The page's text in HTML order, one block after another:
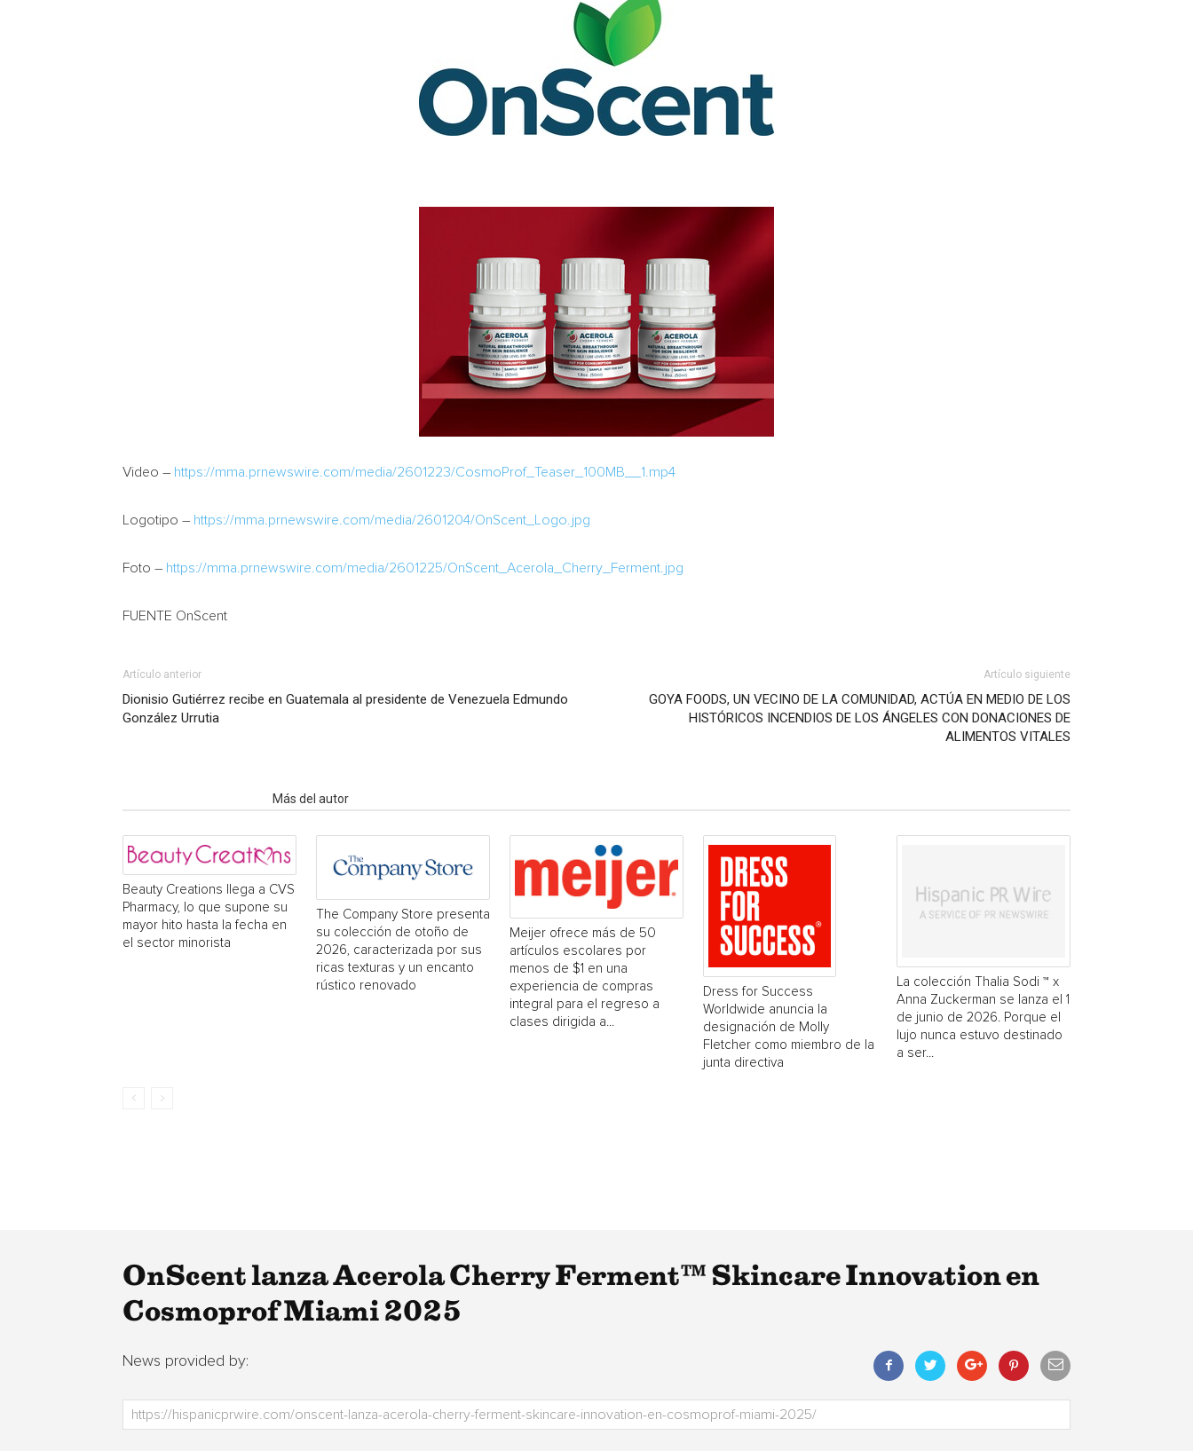
Video – https://mma.prnewswire.com/media/2601223/CosmoProf_Teaser_100MB__1.mp4
Logotipo – https://mma.prnewswire.com/media/2601204/OnScent_Logo.jpg
Foto – https://mma.prnewswire.com/media/2601225/OnScent_Acerola_Cherry_Ferment.jpg
FUENTE OnScent
Artículo anterior
Dionisio Gutiérrez recibe en Guatemala al presidente de Venezuela Edmundo
González Urrutia
Artículo siguiente
GOYA FOODS, UN VECINO DE LA COMUNIDAD, ACTÚA EN MEDIO DE LOS
HISTÓRICOS INCENDIOS DE LOS ÁNGELES CON DONACIONES DE
ALIMENTOS VITALES
Más del autor
Beauty Creations llega a CVS
Pharmacy, lo que supone su
mayor hito hasta la fecha en
el sector minorista
The Company Store presenta
su colección de otoño de
2026, caracterizada por sus
ricas texturas y un encanto
rústico renovado
Meijer ofrece más de 50
artículos escolares por
menos de $1 en una
experiencia de compras
integral para el regreso a
clases dirigida a...
Dress for Success
Worldwide anuncia la
designación de Molly
Fletcher como miembro de la
junta directiva
La colección Thalia Sodi ™ x
Anna Zuckerman se lanza el 1
de junio de 2026. Porque el
lujo nunca estuvo destinado
a ser...
OnScent lanza Acerola Cherry Ferment™ Skincare Innovation en
Cosmoprof Miami 2025
News provided by: